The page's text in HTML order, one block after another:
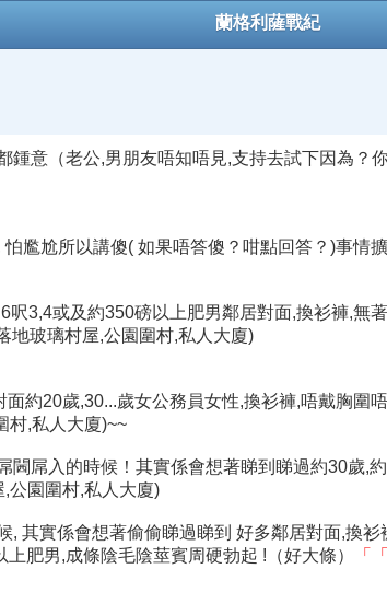
蘭格利薩戰紀
鍾意（老公,男朋友唔知唔見,支持去試下因為
尷尬所以講傻( 如果唔答傻？咁點回答？)事
3,4或及約350磅以上肥男鄰居對面,換衫褲,無
地玻璃村屋,公園圍村,私人大廈)
約20歲,30...歲女公務員女性,換衫褲,唔戴胸
村,私人大廈)~~
閪屌入的時候！其實係會想著睇到睇過約30歲,
公園圍村,私人大廈)
其實係會想著偷偷睇過睇到 好多鄰居對面,換
肥男,成條陰毛陰莖賓周硬勃起 !（好大條）
「